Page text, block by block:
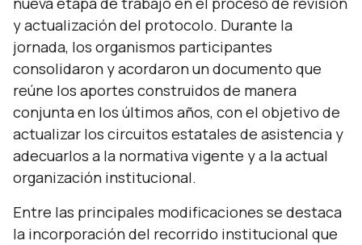
y actualización del protocolo. Durante la
jornada, los organismos participantes
consolidaron y acordaron un documento que
reúne los aportes construidos de manera
conjunta en los últimos años, con el objetivo de
actualizar los circuitos estatales de asistencia y
adecuarlos a la normativa vigente y a la actual
organización institucional.
Entre las principales modificaciones se destaca
la incorporación del recorrido institucional que